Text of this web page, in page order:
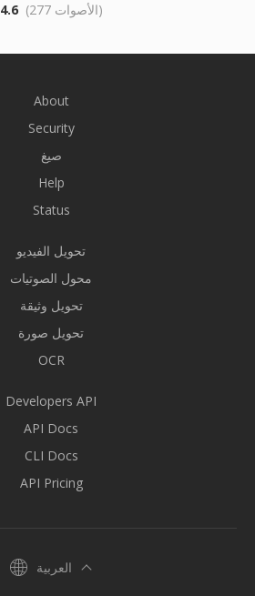
4.6 (277 الأصوات)
About
Security
صيغ
Help
Status
تحويل الفيديو
محول الصوتيات
تحويل وثيقة
تحويل صورة
OCR
Developers API
API Docs
CLI Docs
API Pricing
العربية